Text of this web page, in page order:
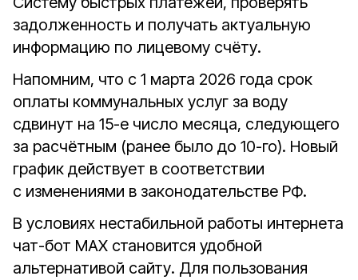
задолженность и получать актуальную
информацию по лицевому счёту.
Напомним, что с 1 марта 2026 года срок
оплаты коммунальных услуг за воду
сдвинут на 15-е число месяца, следующего
за расчётным (ранее было до 10-го). Новый
график действует в соответствии
с изменениями в законодательстве РФ.
В условиях нестабильной работы интернета
чат-бот MAX становится удобной
альтернативой сайту. Для пользования